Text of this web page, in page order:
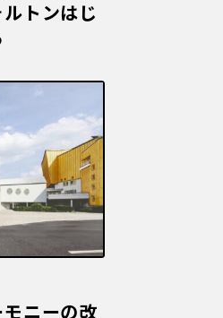
トンはじ
ニーの改